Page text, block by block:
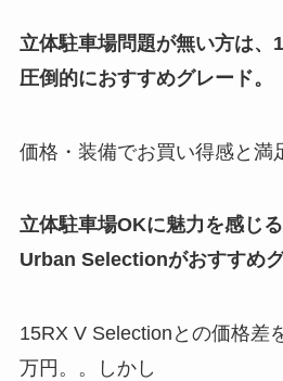
立体駐車場問題が無い方は
圧倒的におすすめグレード。
価格・装備でお買い得感と満
立体駐車場OKに魅力を感じ
Urban Selectionがおすすめグ
15RX V Selectionとの価格差
万円。。しかし